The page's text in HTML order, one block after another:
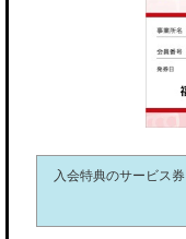
入会特典のサービス